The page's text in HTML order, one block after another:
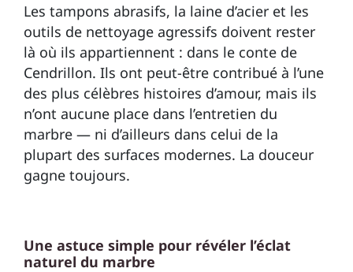
Les tampons abrasifs, la laine d’acier et les
outils de nettoyage agressifs doivent rester
là où ils appartiennent : dans le conte de
Cendrillon. Ils ont peut-être contribué à l’une
des plus célèbres histoires d’amour, mais ils
n’ont aucune place dans l’entretien du
marbre — ni d’ailleurs dans celui de la
plupart des surfaces modernes. La douceur
gagne toujours.
Une astuce simple pour révéler l’éclat
naturel du marbre